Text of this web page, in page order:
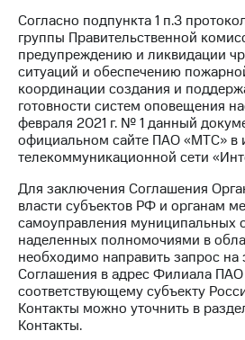
акционерам
Документы
ПАО
"МТС"
Собрания
акционеров
Личный
кабинет
акционера
капитал
Контроль
и
аудит
Рынок
акций
Описание
Программа
Согласно подпункта 1 п.3
группы Правительственной
предупреждению и ликвидации
ситуаций и обеспечению
координации создания и
готовности систем оповещения
февраля 2021 г. № 1 данный
официальном сайте ПАО «МТС»
телекоммуникационной сети
Для заключения Соглашения
власти субъектов РФ и органам
самоуправления муниципальных
наделенных полномочиями в
необходимо направить запрос на
Соглашения в адрес Филиала
соответствующему субъекту
Контакты можно уточнить в
Контакты.